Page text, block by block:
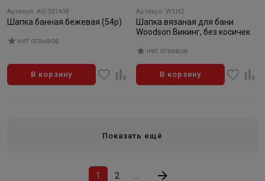
Артикул: AQ-331408
Шапка банная бежевая (54р)
нет отзывов
В корзину
Артикул: WSH2
Шапка вязаная для бани
Woodson Викинг, без косичек
нет отзывов
В корзину
Показать ещё
1 2